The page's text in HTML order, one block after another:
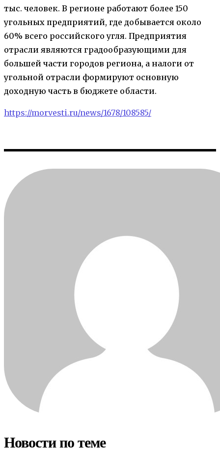
тыс. человек. В регионе работают более 150
угольных предприятий, где добывается около
60% всего российского угля. Предприятия
отрасли являются градообразующими для
большей части городов региона, а налоги от
угольной отрасли формируют основную
доходную часть в бюджете области.
https://morvesti.ru/news/1678/108585/
Новости по теме